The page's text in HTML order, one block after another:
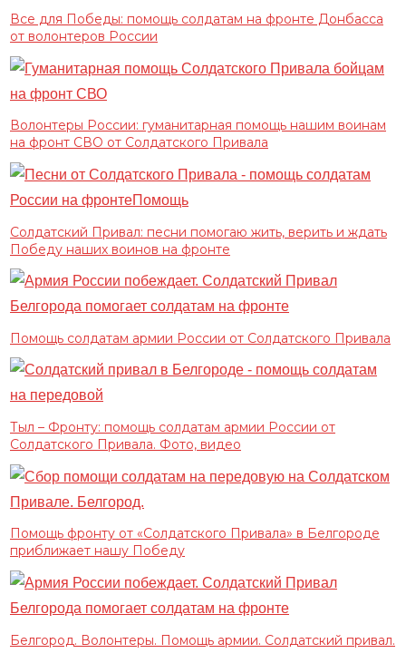
Все для Победы: помощь солдатам на фронте Донбасса
от волонтеров России
Волонтеры России: гуманитарная помощь нашим воинам
на фронт СВО от Солдатского Привала
Солдатский Привал: песни помогаю жить, верить и ждать
Победу наших воинов на фронте
Помощь солдатам армии России от Солдатского Привала
Тыл – Фронту: помощь солдатам армии России от
Солдатского Привала. Фото, видео
Помощь фронту от «Солдатского Привала» в Белгороде
приближает нашу Победу
Белгород. Волонтеры. Помощь армии. Солдатский привал.